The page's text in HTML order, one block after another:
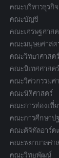
คณะบริหารธุรกิจ
คณะบัญชี
คณะเศรษฐศาส
คณะมนุษยศาสต
คณะวิทยาศาสต
คณะนิเทศศาสตร์
คณะวิศวกรรมศ
คณะนิติศาสตร์
คณะการท่องเที่
คณะการศึกษาป
คณะดิจิทัลอาร์ต
คณะพยาบาลศา
คณะวิทยพัฒน์